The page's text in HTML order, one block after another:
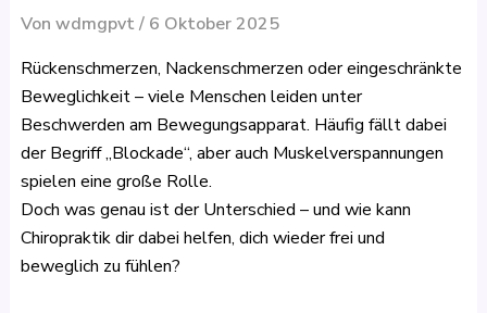
Von wdmgpvt/ 6 Oktober 2025
Rückenschmerzen, Nackenschmerzen oder eingeschränkte
Beweglichkeit – viele Menschen leiden unter
Beschwerden am Bewegungsapparat. Häufig fällt dabei
der Begriff „Blockade“, aber auch Muskelverspannungen
spielen eine große Rolle.
Doch was genau ist der Unterschied – und wie kann
Chiropraktik dir dabei helfen, dich wieder frei und
beweglich zu fühlen?